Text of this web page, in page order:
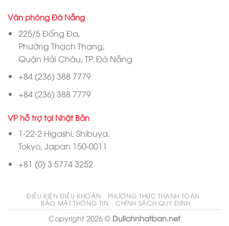
Văn phòng Đà Nẵng
225/5 Đống Đa,
Phường Thạch Thang,
Quận Hải Châu, TP. Đà Nẵng
+84 (236) 388 7779
+84 (236) 388 7779
VP hỗ trợ tại Nhật Bản
1-22-2 Higashi, Shibuya,
Tokyo, Japan 150-0011
+81 (0) 3 5774 3252
ĐIỀU KIỆN ĐIỀU KHOẢN
PHƯƠNG THỨC THANH TOÁN
BẢO MẬT THÔNG TIN
CHÍNH SÁCH QUY ĐỊNH
Copyright 2026 © Dulichnhatban.net